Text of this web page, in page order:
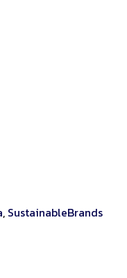
, SustainableBrands